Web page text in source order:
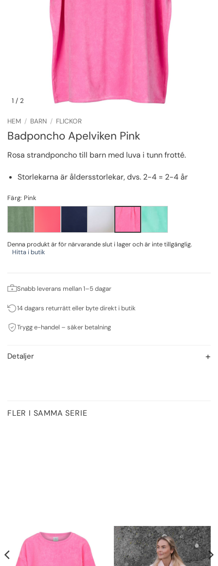
1 / 2
HEM / BARN / FLICKOR
Badponcho Apelviken Pink
Rosa strandponcho till barn med luva i tunn frotté.
Storlekarna är åldersstorlekar, dvs. 2-4 = 2-4 år
Färg: Pink
Denna produkt är för närvarande slut i lager och är inte tillgänglig.
Hitta i butik
Snabb leverans mellan 1–5 dagar
14 dagars returrätt eller byte direkt i butik
Trygg e-handel – säker betalning
Detaljer
FLER I SAMMA SERIE